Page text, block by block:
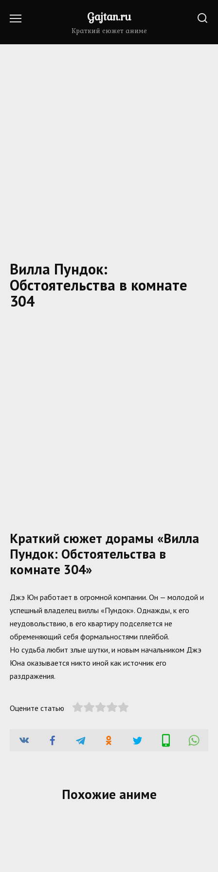
Gajtan.ru
Краткий сюжет аниме
Вилла Пундок:
Обстоятельства в комнате
304
Краткий сюжет дорамы «Вилла
Пундок: Обстоятельства в
комнате 304»
Джэ Юн работает в огромной компании. Он — молодой и
успешный владелец виллы «Пундок». Однажды, к его
неудовольствию, в его квартиру подселяется не
обременяющий себя формальностями плейбой.
Но судьба любит злые шутки, и новым начальником Джэ
Юна оказывается никто иной как источник его
раздражения.
Оцените статью
Похожие аниме